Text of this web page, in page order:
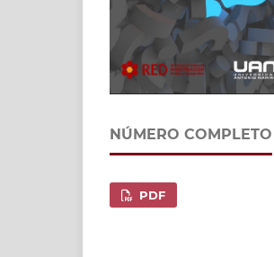
NÚMERO COMPLETO
PDF